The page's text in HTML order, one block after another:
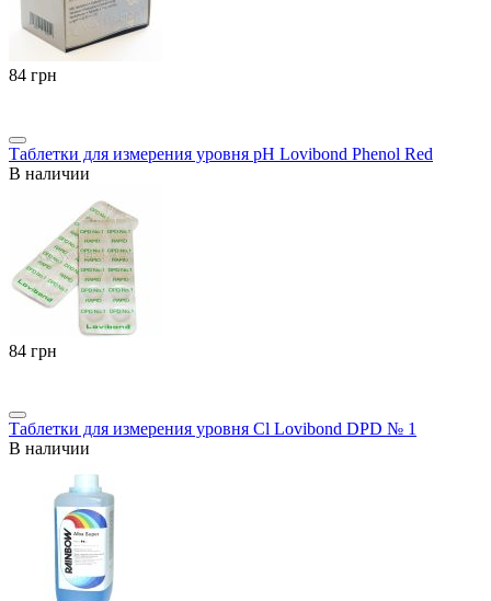
‍84‍ грн
Таблетки для измерения уровня pH Lovibond Phenol Red
В наличии
‍84‍ грн
Таблетки для измерения уровня Cl Lovibond DPD № 1
В наличии